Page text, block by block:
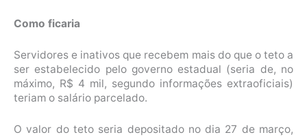
Como ficaria
Servidores e inativos que recebem mais do que o teto a
ser estabelecido pelo governo estadual (seria de, no
máximo, R$ 4 mil, segundo informações extraoficiais)
teriam o salário parcelado.
O valor do teto seria depositado no dia 27 de março,